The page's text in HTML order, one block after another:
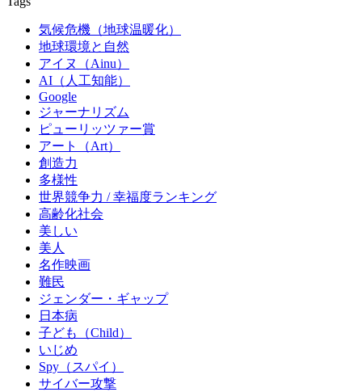
気候危機（地球温暖化）
地球環境と自然
アイヌ（Ainu）
AI（人工知能）
Google
ジャーナリズム
ピューリッツァー賞
アート（Art）
創造力
多様性
世界競争力 / 幸福度ランキング
高齢化社会
美しい
美人
名作映画
難民
ジェンダー・ギャップ
日本病
子ども（Child）
いじめ
Spy（スパイ）
サイバー攻撃